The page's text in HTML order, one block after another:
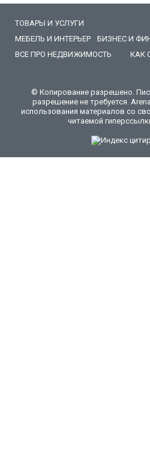
ТОВАРЫ И УСЛУГИ
МЕБЕЛЬ И ИНТЕРЬЕР
БИЗНЕС И
ВСЕ ПРО НЕДВИЖИМОСТЬ
КАК
© Копирование разрешено.
разрешение не требуется.
использования материалов со
читаемой